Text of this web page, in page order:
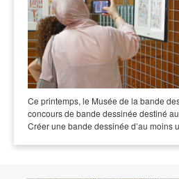
Ce printemps, le Musée de la bande
concours de bande dessinée destiné
Créer une bande dessinée d’au